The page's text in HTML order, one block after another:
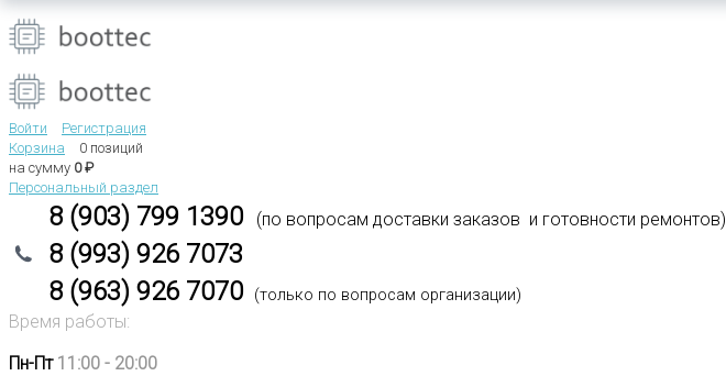
Войти
Регистрация
Корзина
0 позиций
на сумму 0 ₽
Персональный раздел
8 (903) 799 1390 (по вопросам доставки заказов и готовности ремонтов)
8 (993) 926 7073
8 (963) 926 7070 (только по вопросам организации)
Время работы:
Пн-Пт 11:00 - 20:00